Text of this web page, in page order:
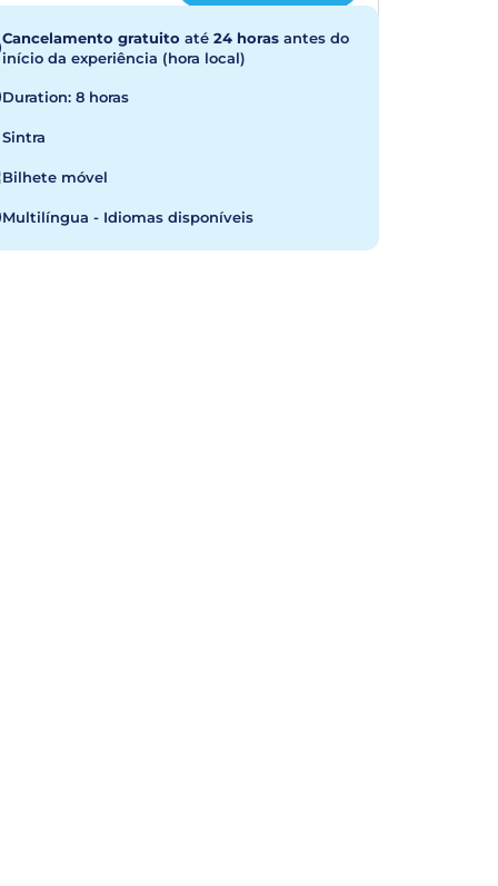
Cancelamento gratuito até 24 horas antes do
início da experiência (hora local)
Duration: 8 horas
Sintra
Bilhete móvel
Multilíngua - Idiomas disponíveis